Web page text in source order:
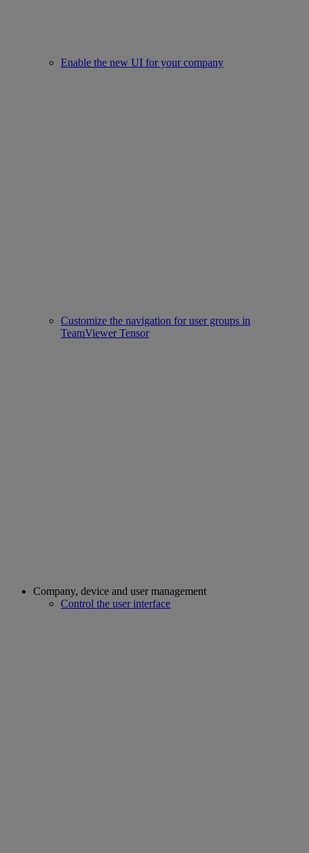
Enable the new UI for your company
Customize the navigation for user groups in
TeamViewer Tensor
Company, device and user management
Control the user interface